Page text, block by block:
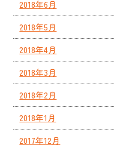
2018年6月
2018年5月
2018年4月
2018年3月
2018年2月
2018年1月
2017年12月